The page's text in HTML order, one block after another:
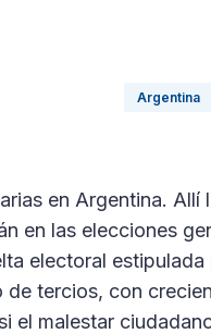
Argentina
en Argentina. Allí
en las elecciones
electoral estipulada
tercios, con
el malestar